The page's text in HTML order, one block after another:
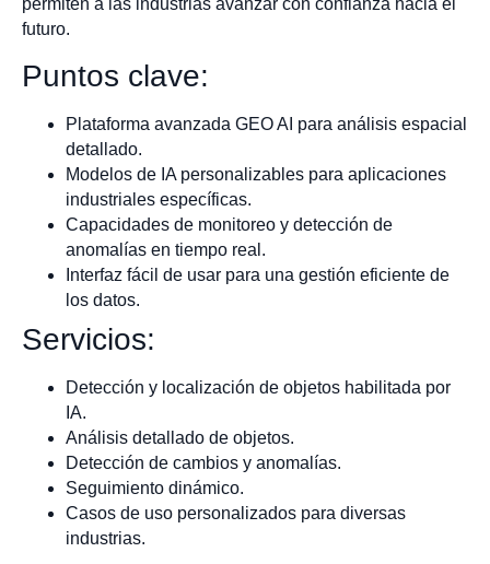
permiten a las industrias avanzar con confianza hacia el
futuro.
Puntos clave:
Plataforma avanzada GEO AI para análisis espacial
detallado.
Modelos de IA personalizables para aplicaciones
industriales específicas.
Capacidades de monitoreo y detección de
anomalías en tiempo real.
Interfaz fácil de usar para una gestión eficiente de
los datos.
Servicios:
Detección y localización de objetos habilitada por
IA.
Análisis detallado de objetos.
Detección de cambios y anomalías.
Seguimiento dinámico.
Casos de uso personalizados para diversas
industrias.